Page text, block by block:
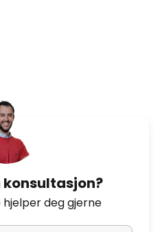
konsultasjon?
deg gjerne